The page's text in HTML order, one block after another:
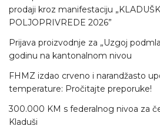
prodaji kroz manifestaciju
POLJOPRIVREDE 2026”
Prijava proizvodnje za „Uzgoj
godinu na kantonalnom nivou
FHMZ izdao crveno i narandžasto
temperature: Pročitajte preporuke!
300.000 KM s federalnog nivoa za
Kladuši